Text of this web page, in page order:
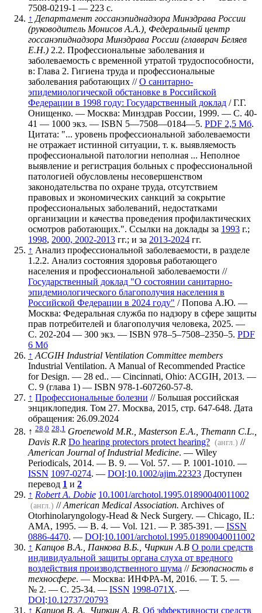
7508-0219-1 — 223 с.
↑ Департамент госсанэпиднадзора Минздрава России
(руководитель Монисов А.А.), Федеральный центр
госсанэпиднадзора Минздрава России (главврач Беляев
Е.Н.) 2.2. Профессиональные заболевания и
заболеваемость с временной утратой трудоспособности,
в: Глава 2. Гигиена труда и профессиональные
заболевания работающих //О санитарно-
эпидемиологической обстановке в Российской
Федерации в 1998 году: Государственный доклад / Г.Г.
Онищенко. — Москва: Минздрав России, 1999. — С. 40-
41 — 1000 экз. — ISBN 5—7508—0184—5. PDF 2,5 Мб.
Цитата: "... уровень профессиональной заболеваемости
не отражает истинной ситуации, т. к. выявляемость
профессиональной патологии неполная ... Неполное
выявление и регистрация больных с профессиональной
патологией обусловлены несовершенством
законодательства по охране труда, отсутствием
правовых и экономических санкций за сокрытие
профессиональных заболеваний, недостатками
организации и качества проведения профилактических
осмотров работающих.". Ссылки на доклады за 1993 г.;
1998, 2000, 2002-2013 гг.; и за 2013-2024 гг.
↑ Анализ профессиональной заболеваемости, в разделе
1.2.2. Анализ состояния здоровья работающего
населения и профессиональной заболеваемости //
Государственный доклад "О состоянии санитарно-
эпидемиологического благополучия населения в
Российской Федерации в 2024 году" / Попова А.Ю. —
Москва: Федеральная служба по надзору в сфере защиты
прав потребителей и благополучия человека, 2025. —
С. 202-204 — 300 экз. — ISBN 978–5–7508–2350–5. PDF
6 Мб
↑ ACGIH Industrial Ventilation Committee members
Industrial Ventilation. A Manual of Recommended Practice
for Design. — 28 ed.. — Cincinnati, Ohio: ACGIH, 2013. —
С. 9 (глава 1) — ISBN 978-1-607260-57-8.
↑ Профессиональные болезни // Большая российская
энциклопедия. Том 27. Москва, 2015, стр. 647-648. Дата
обращения: 26.09.2024
↑ 28,0 28,1 Groenewold M.R., Masterson E.A., Themann C.L.,
Davis R.R Do hearing protectors protect hearing? (англ.) //
American Journal of Industrial Medicine. — Wiley
Periodicals, 2014. — В. 9. — Vol. 57. — P. 1001-1010. —
ISSN 1097-0274. — DOI:10.1002/ajim.22323 Доступен
перевод 1 и 2
↑ Robert A. Dobie 10.1001/archotol.1995.01890040011002
(англ.) //American Medical Association. Archives of
Otorhinolaryngology-Head & Neck Surgery. — Chicago, IL:
AMA, 1995. — В. 4. — Vol. 121. — P. 385-391. — ISSN
0886-4470. — DOI:10.1001/archotol.1995.01890040011002
↑ Капцов В.А., Панкова В.Б., Чиркин А.В О роли средств
индивидуальной защиты органа слуха от вредного
воздействия производственного шума // Безопасность в
техносфере. — Москва: ИНФРА-М, 2016. — Т. 5. —
№ 2. — С. 25-34. — ISSN 1998-071X. —
DOI:10.12737/20793
↑ Капцов В. А., Чиркин А. В. Об эффективности средств